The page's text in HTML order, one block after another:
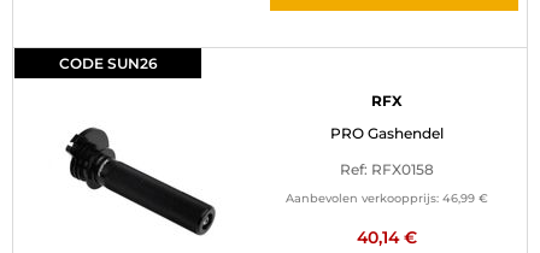
CODE SUN26
RFX
PRO Gashendel
Ref: RFX0158
Aanbevolen verkoopprijs: 46,99 €
40,14 €